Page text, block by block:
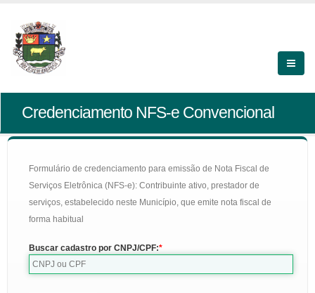
Credenciamento NFS-e Convencional
Formulário de credenciamento para emissão de Nota Fiscal de
Serviços Eletrônica (NFS-e): Contribuinte ativo, prestador de
serviços, estabelecido neste Município, que emite nota fiscal de
forma habitual
Buscar cadastro por CNPJ/CPF: